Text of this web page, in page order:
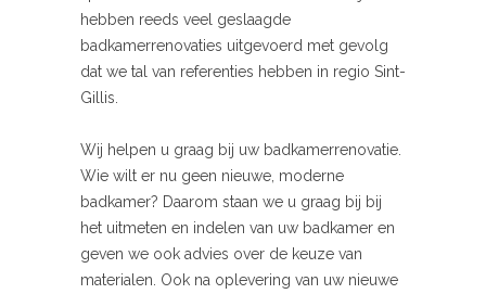
hebben reeds veel geslaagde
badkamerrenovaties uitgevoerd met gevolg
dat we tal van referenties hebben in regio Sint-
Gillis.
Wij helpen u graag bij uw badkamerrenovatie.
Wie wilt er nu geen nieuwe, moderne
badkamer? Daarom staan we u graag bij bij
het uitmeten en indelen van uw badkamer en
geven we ook advies over de keuze van
materialen. Ook na oplevering van uw nieuwe